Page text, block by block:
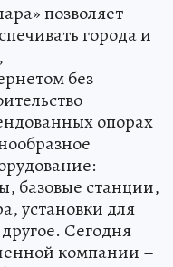
позволяет
города и
без
опорах
базовые станции,
установки для
Сегодня
компании –